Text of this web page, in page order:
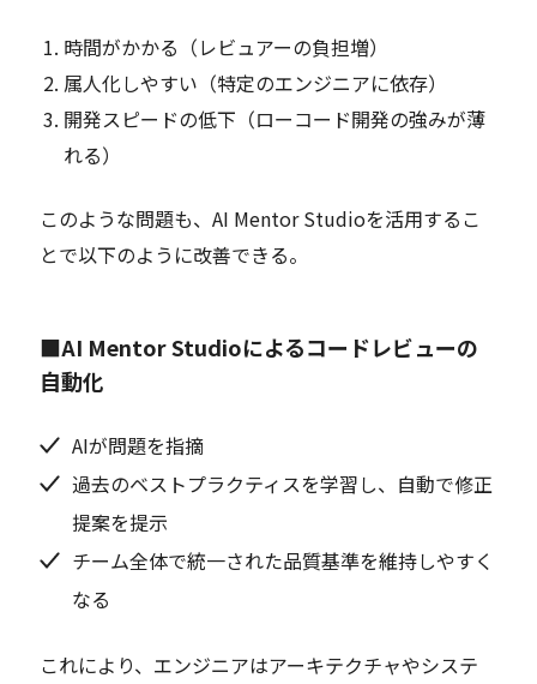
時間がかかる（レビュアーの負担増）
属人化しやすい（特定のエンジニアに依存）
開発スピードの低下（ローコード開発の強みが薄
れる）
このような問題も、AI Mentor Studioを活用するこ
とで以下のように改善できる。
■AI Mentor Studioによるコードレビューの
自動化
AIが問題を指摘
過去のベストプラクティスを学習し、自動で修正
提案を提示
チーム全体で統一された品質基準を維持しやすく
なる
これにより、エンジニアはアーキテクチャやシステ